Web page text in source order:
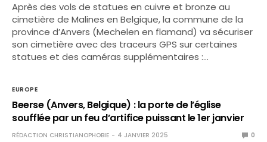
Après des vols de statues en cuivre et bronze au
cimetière de Malines en Belgique, la commune de la
province d’Anvers (Mechelen en flamand) va sécuriser
son cimetière avec des traceurs GPS sur certaines
statues et des caméras supplémentaires :…
EUROPE
Beerse (Anvers, Belgique) : la porte de l’église
soufflée par un feu d’artifice puissant le 1er janvier
RÉDACTION CHRISTIANOPHOBIE 4 JANVIER 2025 0